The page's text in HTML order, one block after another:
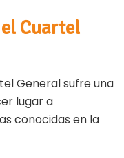
Cuartel
General sufre una
lugar a
conocidas en la